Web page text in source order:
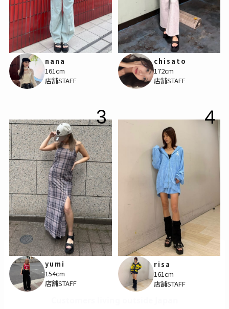
nana
161cm
店舗STAFF
chisato
172cm
店舗STAFF
3
yumi
154cm
店舗STAFF
4
risa
161cm
店舗STAFF